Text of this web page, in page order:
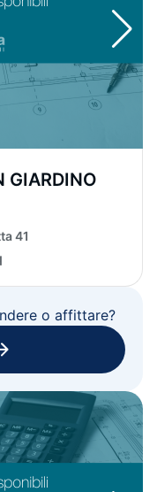
GIARDINO
41
o affittare?